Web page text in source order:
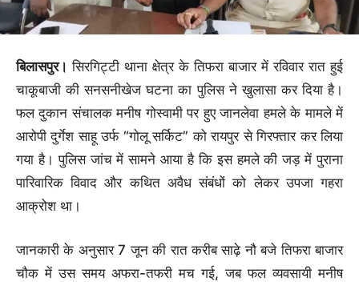
बिलासपुर। सिरगिट्टी थाना क्षेत्र के तिफरा बाजार में रविवार रात हुई
चाकूबाजी की सनसनीखेज घटना का पुलिस ने खुलासा कर दिया है।
फल दुकान संचालक मनीष गोस्वामी पर हुए जानलेवा हमले के मामले में
आरोपी दुर्गेश साहू उर्फ “गोलू सर्किट” को रायपुर से गिरफ्तार कर लिया
गया है। पुलिस जांच में सामने आया है कि इस हमले की जड़ में पुराना
पारिवारिक विवाद और कथित अवैध संबंधों को लेकर उपजा गहरा
आक्रोश था।
जानकारी के अनुसार 7 जून की रात करीब साढ़े नौ बजे तिफरा बाजार
चौक में उस समय अफरा-तफरी मच गई, जब फल व्यवसायी मनीष